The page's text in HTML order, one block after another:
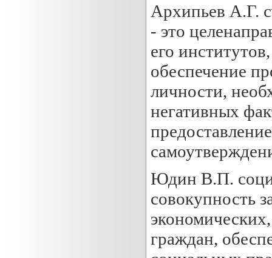
Архипьев А.Г.
- это
его
обеспечение
личности,
негативных
Юдин В.П.
совокупность
граждан,